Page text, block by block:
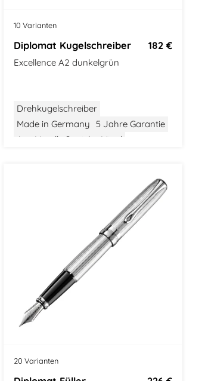
10 Varianten
Diplomat Kugelschreiber 182 €
Excellence A2 dunkelgrün
Drehkugelschreiber
Made in Germany
5 Jahre Garantie
Aus Metall
Gewicht: Mittel
20 Varianten